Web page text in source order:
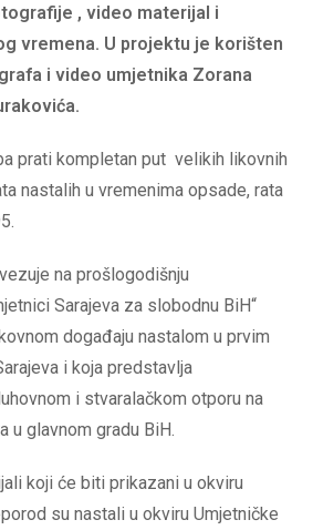
, video materijal i
vremena. U projektu je korišten
i video umjetnika Zorana
prati kompletan put velikih likovnih
nastalih u vremenima opsade, rata
na prošlogodišnju
Sarajeva za slobodnu BiH“
događaju nastalom u prvim
i koja predstavlja
i stvaralačkom otporu na
u glavnom gradu BiH.
koji će biti prikazani u okviru
su nastali u okviru Umjetničke